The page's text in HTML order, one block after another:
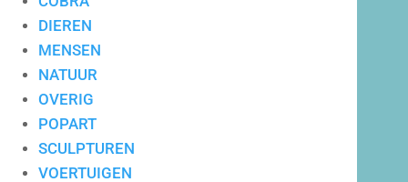
DIEREN
MENSEN
NATUUR
OVERIG
POPART
SCULPTUREN
VOERTUIGEN
Hoge service op locatie